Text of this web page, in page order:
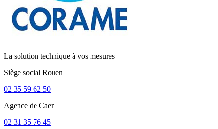
La solution technique à vos mesures
Siège social Rouen
02 35 59 62 50
Agence de Caen
02 31 35 76 45